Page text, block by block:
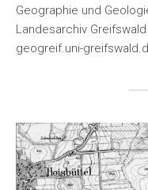
Geographie und
Landesarchiv
geogreif.uni-